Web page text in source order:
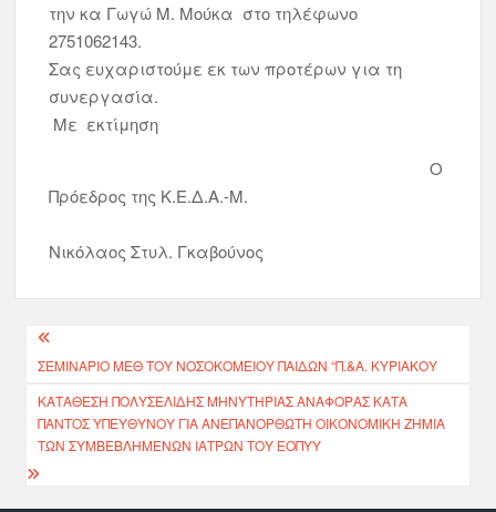
την κα Γωγώ Μ. Μούκα στο τηλέφωνο
2751062143.
Σας ευχαριστούμε εκ των προτέρων για τη
συνεργασία.
Με εκτίμηση
Ο
Πρόεδρος της Κ.Ε.Δ.Α.-Μ.
Νικόλαος Στυλ. Γκαβούνος
ΣΕΜΙΝΆΡΙΟ ΜΕΘ ΤΟΥ ΝΟΣΟΚΟΜΕΊΟΥ ΠΑΊΔΩΝ “Π.&Α. ΚΥΡΙΑΚΟΎ
KΑΤΆΘΕΣΗ ΠΟΛΥΣΈΛΙΔΗΣ ΜΗΝΥΤΉΡΙΑΣ ΑΝΑΦΟΡΆΣ ΚΑΤΆ
ΠΑΝΤΌΣ ΥΠΕΥΘΎΝΟΥ ΓΙΑ ΑΝΕΠΑΝΌΡΘΩΤΗ ΟΙΚΟΝΟΜΙΚΉ ΖΗΜΊΑ
ΤΩΝ ΣΥΜΒΕΒΛΗΜΈΝΩΝ ΙΑΤΡΏΝ ΤΟΥ ΕΟΠΥΥ